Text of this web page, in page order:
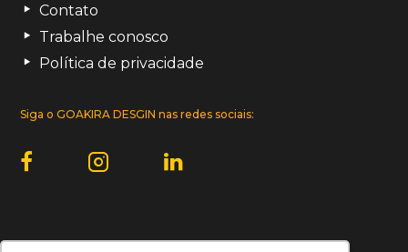
Contato
Trabalhe conosco
Política de privacidade
Siga o GOAKIRA DESGIN nas redes sociais: